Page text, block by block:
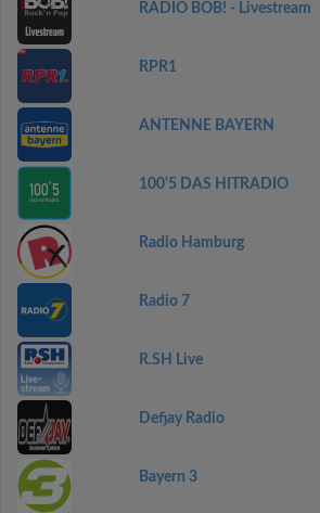
RADIO BOB! - Livestream
RPR1
ANTENNE BAYERN
100'5 DAS HITRADIO
Radio Hamburg
Radio 7
R.SH Live
Defjay Radio
Bayern 3